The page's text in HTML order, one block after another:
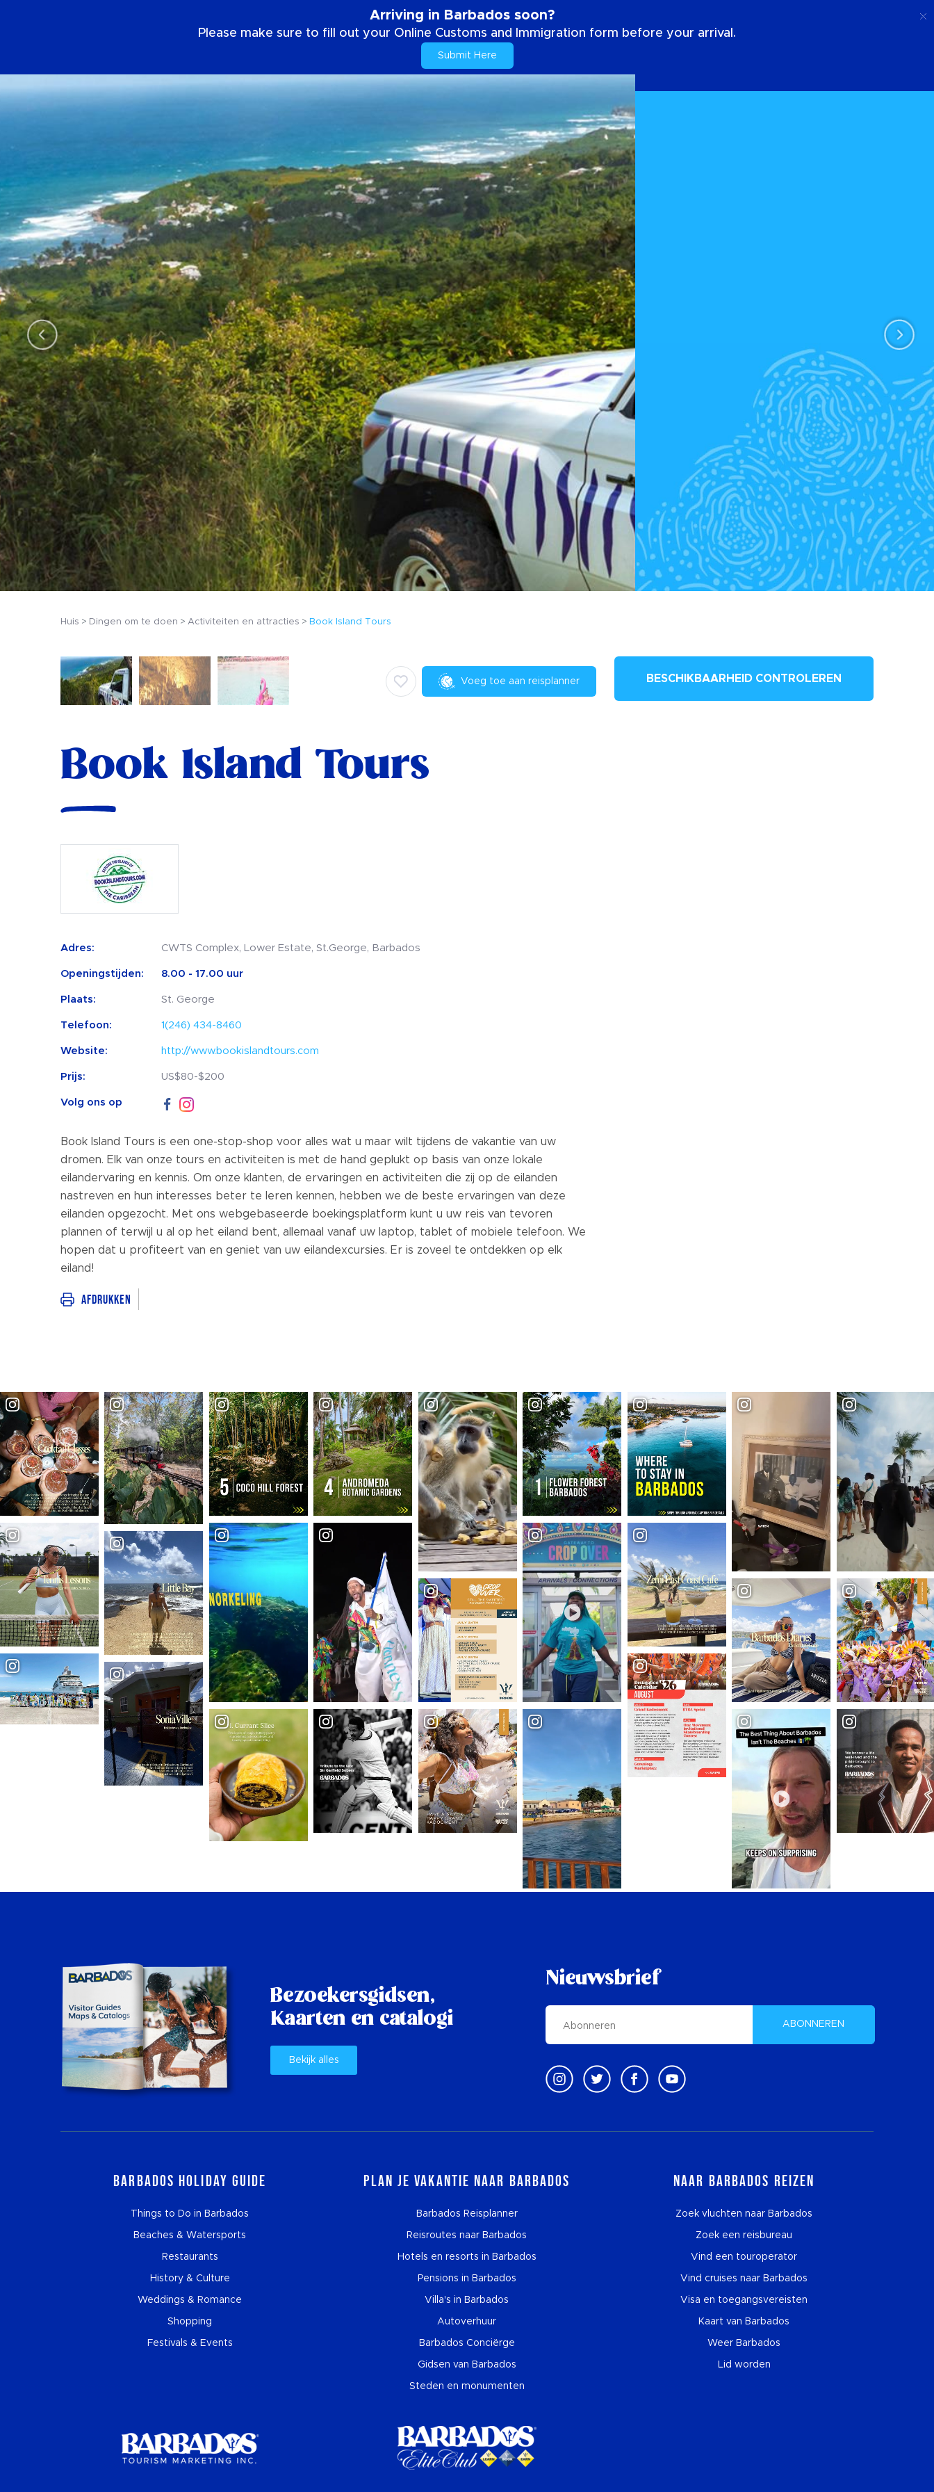
Arriving in Barbados soon?
Please make sure to fill out your Online Customs and Immigration form before your arrival.
Submit Here
Huis Dingen om te doen Activiteiten en attracties Book Island Tours
Voeg toe aan reisplanner
Book Island Tours
Adres: CWTS Complex, Lower Estate, St.George, Barbados
Openingstijden: 8.00 - 17.00 uur
Plaats: St. George
Telefoon: 1(246) 434-8460
Website: http://www.bookislandtours.com
Prijs: US$80-$200
Volg ons op
Book Island Tours is een one-stop-shop voor alles wat u maar wilt tijdens de vakantie van uw
dromen. Elk van onze tours en activiteiten is met de hand geplukt op basis van onze lokale
eilandervaring en kennis. Om onze klanten, de ervaringen en activiteiten die zij op de eilanden
nastreven en hun interesses beter te leren kennen, hebben we de beste ervaringen van deze
eilanden opgezocht. Met ons webgebaseerde boekingsplatform kunt u uw reis van tevoren
plannen of terwijl u al op het eiland bent, allemaal vanaf uw laptop, tablet of mobiele telefoon. We
hopen dat u profiteert van en geniet van uw eilandexcursies. Er is zoveel te ontdekken op elk
eiland!
Afdrukken
BESCHIKBAARHEID CONTROLEREN
Bezoekersgidsen,
Kaarten en catalogi
Bekijk alles
Nieuwsbrief
ABONNEREN
Barbados Holiday Guide
Things to Do in Barbados
Beaches & Watersports
Restaurants
History & Culture
Weddings & Romance
Shopping
Festivals & Events
Plan je vakantie naar Barbados
Barbados Reisplanner
Reisroutes naar Barbados
Hotels en resorts in Barbados
Pensions in Barbados
Villa's in Barbados
Autoverhuur
Barbados Conciërge
Gidsen van Barbados
Steden en monumenten
Naar Barbados reizen
Zoek vluchten naar Barbados
Zoek een reisbureau
Vind een touroperator
Vind cruises naar Barbados
Visa en toegangsvereisten
Kaart van Barbados
Weer Barbados
Lid worden